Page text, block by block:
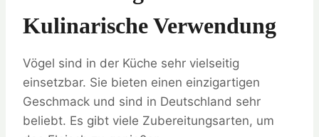
Kulinarische Verwendung
Vögel sind in der Küche sehr vielseitig
einsetzbar. Sie bieten einen einzigartigen
Geschmack und sind in Deutschland sehr
beliebt. Es gibt viele Zubereitungsarten, um